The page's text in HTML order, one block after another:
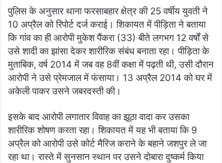
पुलिस के अनुसार थाना फरसाबहार क्षेत्र की 25 वर्षीय युवती ने
10 अप्रैल को रिपोर्ट दर्ज कराई। शिकायत में पीड़िता ने बताया
कि गांव का ही आरोपी मुकेश पैंकरा (33) बीते लगभग 12 वर्षों से
उसे शादी का झांसा देकर शारीरिक संबंध बनाता रहा। पीड़िता के
मुताबिक, वर्ष 2014 में जब वह 8वीं कक्षा में पढ़ती थी, उसी दौरान
आरोपी ने उसे प्रेमजाल में फंसाया। 13 अप्रैल 2014 को घर में
अकेली पाकर उसने जबरदस्ती की।
इसके बाद आरोपी लगातार विवाह का झूठा वादा कर उसका
शारीरिक शोषण करता रहा। शिकायत में यह भी बताया कि 9
अप्रैल को आरोपी उसे कोर्ट मैरिज कराने के बहाने जशपुर ले जा
रहा था। रास्ते में सुनसान स्थान पर उसने दोबारा दुष्कर्म किया